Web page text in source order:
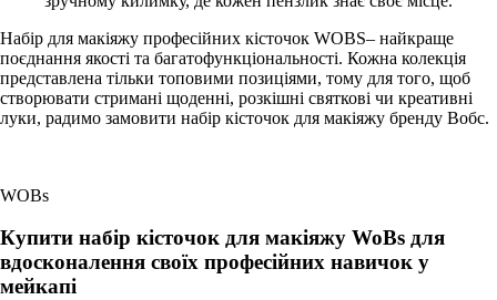
Набір для макіяжу професійних кісточок WOBS– найкраще
поєднання якості та багатофункціональності. Кожна колекція
представлена тільки топовими позиціями, тому для того, щоб
створювати стримані щоденні, розкішні святкові чи креативні
луки, радимо замовити набір кісточок для макіяжу бренду Вобс.
WOBs
Купити набір кісточок для макіяжу WoBs для
вдосконалення своїх професійних навичок у
мейкапі